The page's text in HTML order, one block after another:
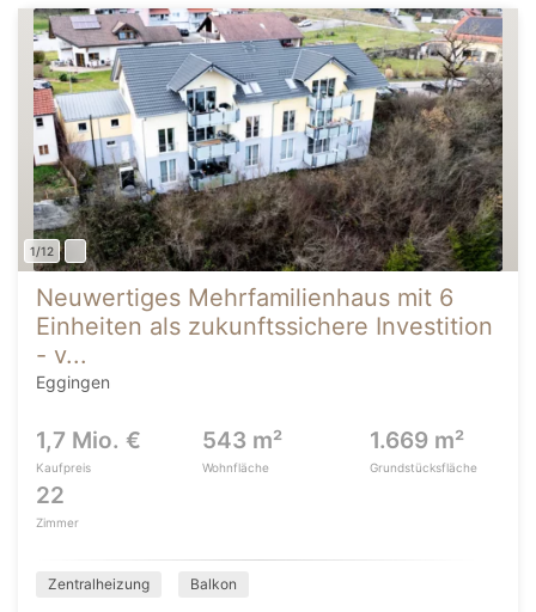
1/12
Neuwertiges Mehrfamilienhaus mit 6
Einheiten als zukunftssichere Investition
- v...
Eggingen
1,7 Mio. €
Kaufpreis
543 m²
Wohnfläche
1.669 m²
Grundstücksfläche
22
Zimmer
Zentralheizung Balkon